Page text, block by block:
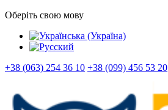
Оберіть свою мову
+38 (063) 254 36 10 +38 (099) 456 53 20